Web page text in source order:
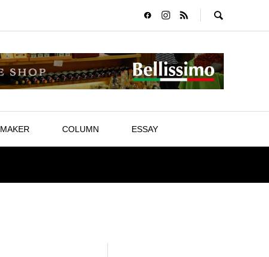
MAKER COLUMN ESSAY